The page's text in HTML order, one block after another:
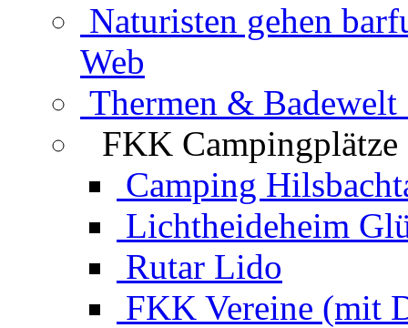
Naturisten gehen
Web
Thermen & Badewelt
FKK Campingplätze
Camping
Lichtheideheim
Rutar Lido
FKK Vereine (mit